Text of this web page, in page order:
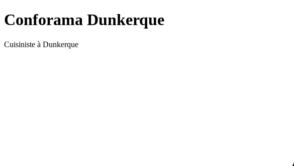
Conforama Dunkerque
Cuisiniste à Dunkerque